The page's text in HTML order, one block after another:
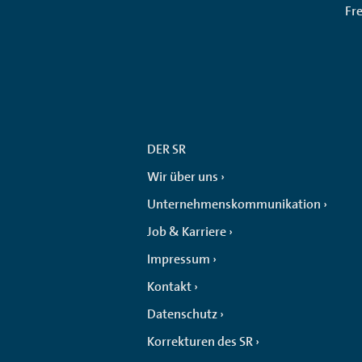
DER SR
Wir über uns
Unternehmenskommunikation
Job & Karriere
Impressum
Kontakt
Datenschutz
Korrekturen des SR